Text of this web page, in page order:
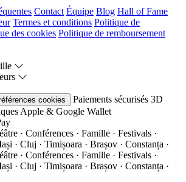
Contact Équipe Blog Hall of Fame
Termes et conditions Politique de
des cookies Politique de remboursement
cookies Paiements sécurisés 3D
Apple & Google Wallet
· Conférences · Famille · Festivals ·
· Cluj · Timișoara · Brașov · Constanța ·
· Conférences · Famille · Festivals ·
· Cluj · Timișoara · Brașov · Constanța ·